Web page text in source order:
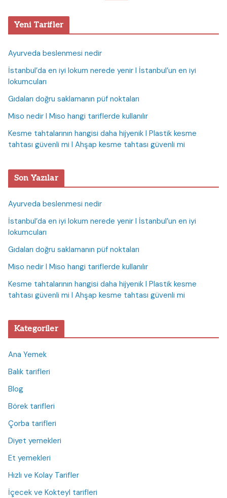
Yeni Tarifler
Ayurveda beslenmesi nedir
İstanbul’da en iyi lokum nerede yenir I İstanbul’un en iyi
lokumcuları
Gıdaları doğru saklamanın püf noktaları
Miso nedir I Miso hangi tariflerde kullanılır
Kesme tahtalarının hangisi daha hijyenik I Plastik kesme
tahtası güvenli mi I Ahşap kesme tahtası güvenli mi
Son Yazılar
Ayurveda beslenmesi nedir
İstanbul’da en iyi lokum nerede yenir I İstanbul’un en iyi
lokumcuları
Gıdaları doğru saklamanın püf noktaları
Miso nedir I Miso hangi tariflerde kullanılır
Kesme tahtalarının hangisi daha hijyenik I Plastik kesme
tahtası güvenli mi I Ahşap kesme tahtası güvenli mi
Kategoriler
Ana Yemek
Balık tarifleri
Blog
Börek tarifleri
Çorba tarifleri
Diyet yemekleri
Et yemekleri
Hızlı ve Kolay Tarifler
İçecek ve Kokteyl tarifleri